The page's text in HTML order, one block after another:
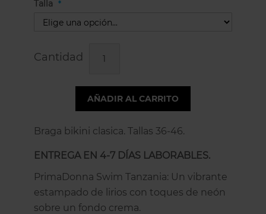
Talla
Cantidad
AÑADIR AL CARRITO
Braga bikini clasica. Tallas 36-46.
ENTREGA EN 4-7 DÍAS LABORABLES.
PrimaDonna Swim Tanzania: Un vibrante
estampado de lirios con toques de neón
sobre un fondo crema.